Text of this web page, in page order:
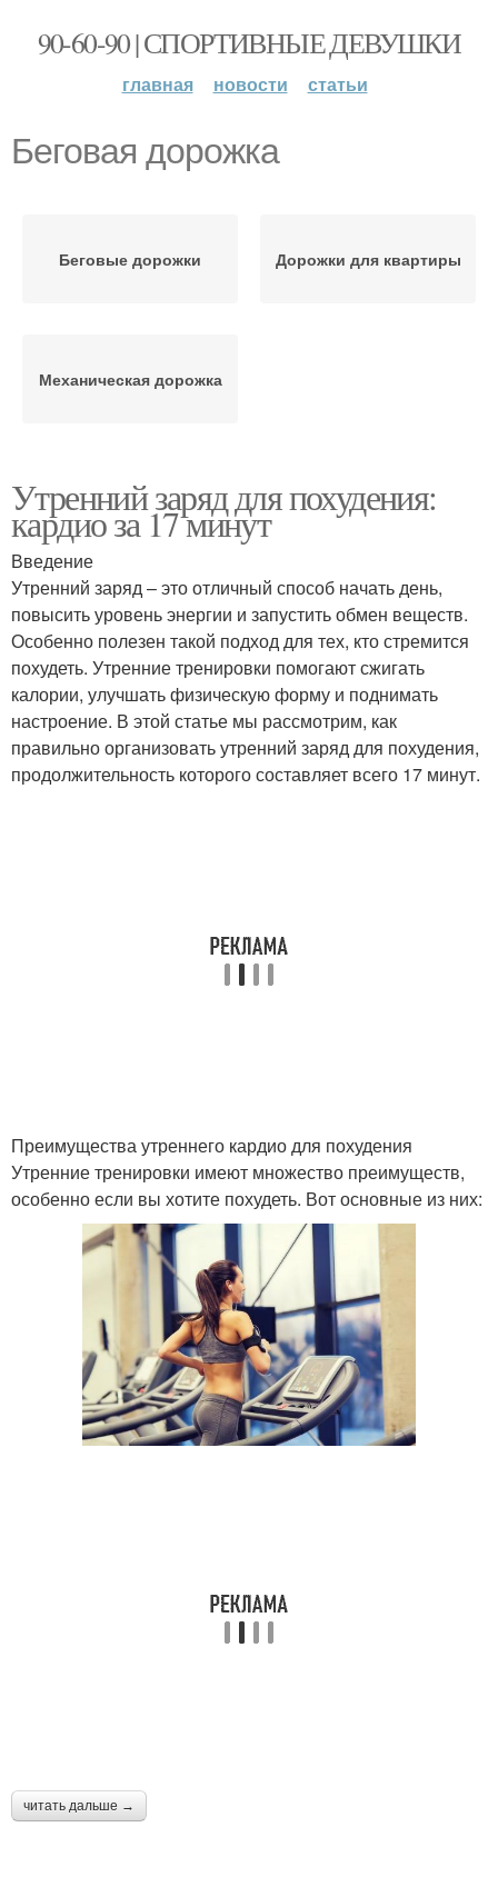
90-60-90 | СПОРТИВНЫЕ ДЕВУШКИ
главная новости статьи
Беговая дорожка
Беговые дорожки Дорожки для квартиры
Механическая дорожка
Утренний заряд для похудения:
кардио за 17 минут
Введение
Утренний заряд – это отличный способ начать день,
повысить уровень энергии и запустить обмен веществ.
Особенно полезен такой подход для тех, кто стремится
похудеть. Утренние тренировки помогают сжигать
калории, улучшать физическую форму и поднимать
настроение. В этой статье мы рассмотрим, как
правильно организовать утренний заряд для похудения,
продолжительность которого составляет всего 17 минут.
Преимущества утреннего кардио для похудения
Утренние тренировки имеют множество преимуществ,
особенно если вы хотите похудеть. Вот основные из них:
читать дальше →